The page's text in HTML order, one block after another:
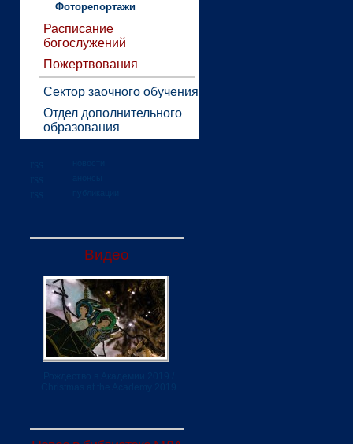
Фоторепортажи
Расписание
богослужений
Пожертвования
Сектор заочного обучения
Отдел дополнительного
образования
Видео